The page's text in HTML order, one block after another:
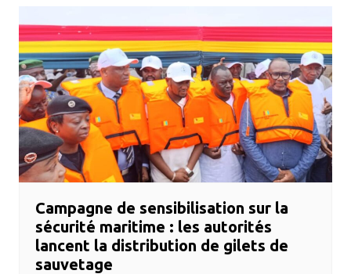
Campagne de sensibilisation sur la
sécurité maritime : les autorités
lancent la distribution de gilets de
sauvetage